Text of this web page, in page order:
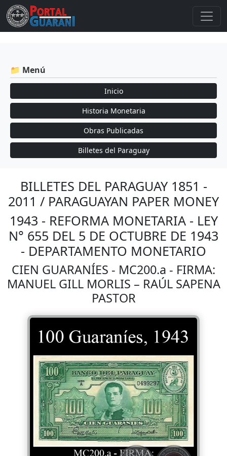
📁 Menú
Inicio
Historia Monetaria
Obras Publicadas
Billetes del Paraguay
BILLETES DEL PARAGUAY 1851 -
2011 / PARAGUAYAN PAPER MONEY
1943 - REFORMA MONETARIA - LEY
N° 655 DEL 5 DE OCTUBRE DE 1943
- DEPARTAMENTO MONETARIO
CIEN GUARANÍES - MC200.a - FIRMA:
MANUEL GILL MORLIS – RAÚL SAPENA
PASTOR